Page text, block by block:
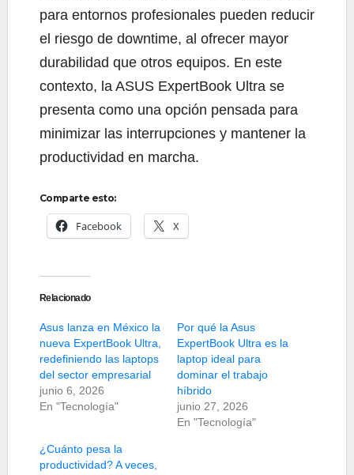
para entornos profesionales pueden reducir
el riesgo de downtime, al ofrecer mayor
durabilidad que otros equipos. En este
contexto, la ASUS ExpertBook Ultra se
presenta como una opción pensada para
minimizar las interrupciones y mantener la
productividad en marcha.
Comparte esto:
Facebook X
Relacionado
Asus lanza en México la
nueva ExpertBook Ultra,
redefiniendo las laptops
del sector empresarial
junio 6, 2026
En "Tecnología"
Por qué la Asus
ExpertBook Ultra es la
laptop ideal para
dominar el trabajo
híbrido
junio 27, 2026
En "Tecnología"
¿Cuánto pesa la
productividad? A veces,